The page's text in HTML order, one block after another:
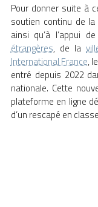
Pour donner suite à
soutien continu de
ainsi qu’à l’appui
étrangères, de la
International France,
entré depuis 2022
nationale. Cette
plateforme en ligne
d’un rescapé en